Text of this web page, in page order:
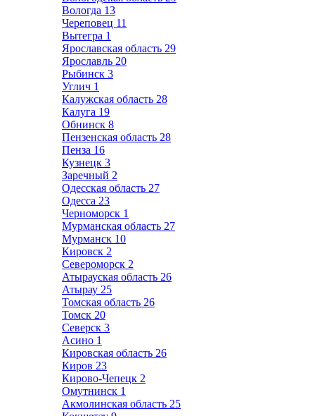
Вологда 13
Череповец 11
Вытегра 1
Ярославская область 29
Ярославль 20
Рыбинск 3
Углич 1
Калужская область 28
Калуга 19
Обнинск 8
Пензенская область 28
Пенза 16
Кузнецк 3
Заречный 2
Одесская область 27
Одесса 23
Черноморск 1
Мурманская область 27
Мурманск 10
Кировск 2
Североморск 2
Атырауская область 26
Атырау 25
Томская область 26
Томск 20
Северск 3
Асино 1
Кировская область 26
Киров 23
Кирово-Чепецк 2
Омутнинск 1
Акмолинская область 25